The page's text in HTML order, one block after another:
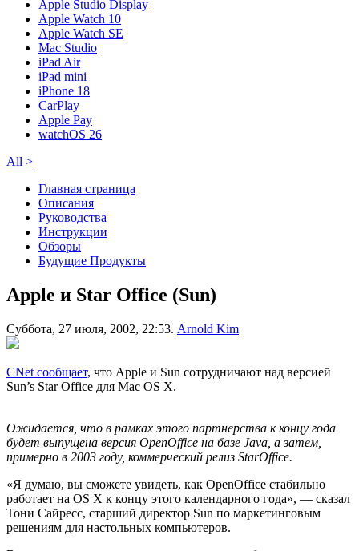
Apple Studio Display
Apple Watch 10
Apple Watch SE
Mac Studio
iPad Air
iPad mini
iPhone 18
CarPlay
Apple Pay
watchOS 26
All >
Главная страница
Описания
Руководства
Инструкции
Обзоры
Будущие Продукты
Apple и Star Office (Sun)
Суббота, 27 июля, 2002, 22:53. Arnold Kim
CNet сообщает, что Apple и Sun сотрудничают над версией
Sun’s Star Office для Mac OS X.
Ожидается, что в рамках этого партнерства к концу года
будет выпущена версия OpenOffice на базе Java, а затем,
примерно в 2003 году, коммерческий релиз StarOffice.
«Я думаю, вы сможете увидеть, как OpenOffice стабильно
работает на OS X к концу этого календарного года», — сказал
Тони Сайресс, старший директор Sun по маркетинговым
решениям для настольных компьютеров.